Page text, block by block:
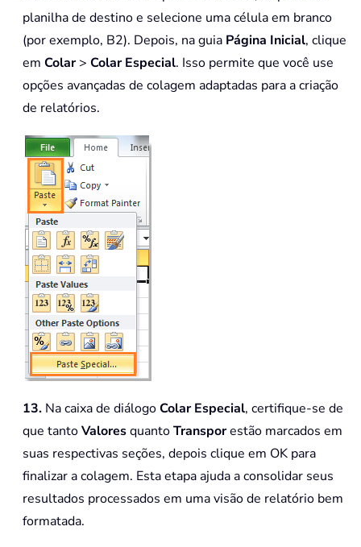
planilha de destino e selecione uma célula em branco
(por exemplo, B2). Depois, na guia Página Inicial, clique
em Colar> Colar Especial. Isso permite que você use
opções avançadas de colagem adaptadas para a criação
de relatórios.
13. Na caixa de diálogoColar Especial, certifique-se de
que tantoValoresquantoTransporestão marcados em
suas respectivas seções, depois clique em OK para
finalizar a colagem. Esta etapa ajuda a consolidar seus
resultados processados em uma visão de relatório bem
formatada.